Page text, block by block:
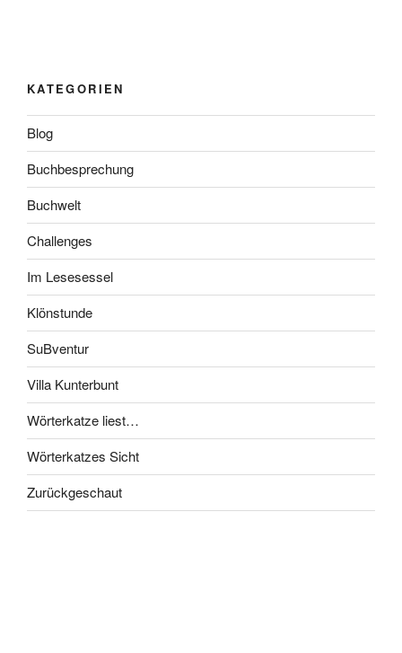
KATEGORIEN
Blog
Buchbesprechung
Buchwelt
Challenges
Im Lesesessel
Klönstunde
SuBventur
Villa Kunterbunt
Wörterkatze liest…
Wörterkatzes Sicht
Zurückgeschaut